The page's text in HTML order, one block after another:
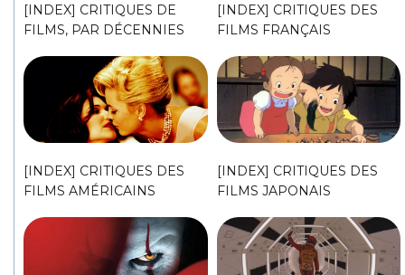
[INDEX] CRITIQUES DE
FILMS, PAR DÉCENNIES
[INDEX] CRITIQUES DES
FILMS FRANÇAIS
[INDEX] CRITIQUES DES
FILMS AMÉRICAINS
[INDEX] CRITIQUES DES
FILMS JAPONAIS